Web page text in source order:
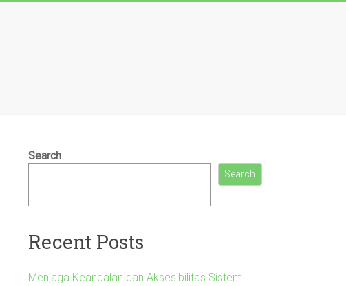
Search
Search
Recent Posts
Menjaga Keandalan dan Aksesibilitas Sistem